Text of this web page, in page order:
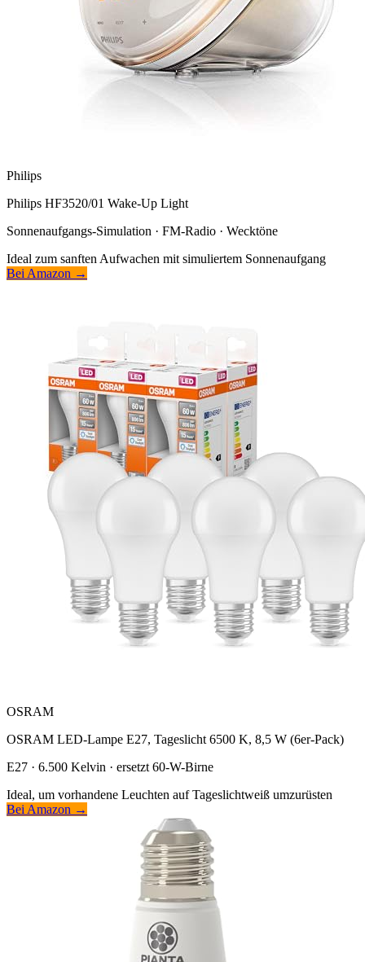
Philips
Philips HF3520/01 Wake-Up Light
Sonnenaufgangs-Simulation · FM-Radio · Wecktöne
Ideal zum sanften Aufwachen mit simuliertem Sonnenaufgang
Bei Amazon →
OSRAM
OSRAM LED-Lampe E27, Tageslicht 6500 K, 8,5 W (6er-Pack)
E27 · 6.500 Kelvin · ersetzt 60-W-Birne
Ideal, um vorhandene Leuchten auf Tageslichtweiß umzurüsten
Bei Amazon →